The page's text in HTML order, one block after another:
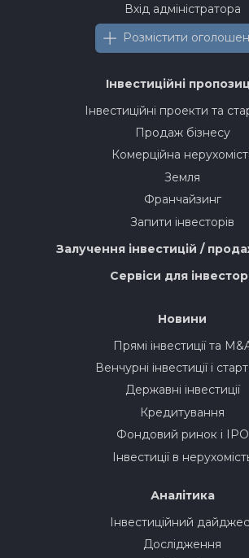
Вхід адміністратора
Розмістити
Інвестиційні
Інвестиційні проекти та
Продаж бізнесу
Комерційна
Земля
Франчайзинг
Запити інвесторів
Залучення інвестицій /
Сервіси для
Новини
Прямі інвестиції та
Венчурні інвестиції і
Державні інвестиції
Кредитування
Фондовий ринок і IPO
Інвестиції в
Аналітика
Інвестиційний
Дослідження